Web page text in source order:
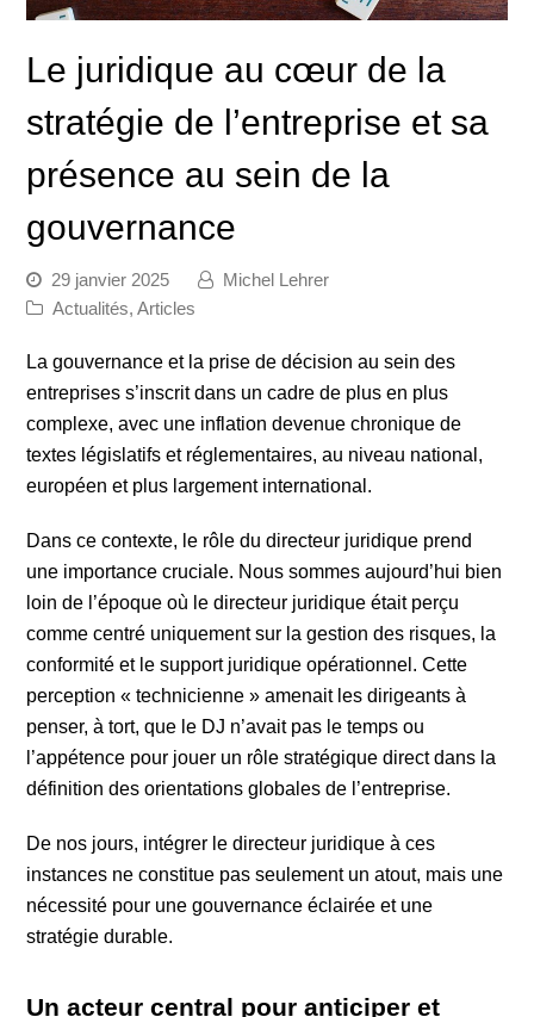
Le juridique au cœur de la
stratégie de l’entreprise et sa
présence au sein de la
gouvernance
29 janvier 2025
Michel Lehrer
Actualités,Articles
La gouvernance et la prise de décision au sein des
entreprises s’inscrit dans un cadre de plus en plus
complexe, avec une inflation devenue chronique de
textes législatifs et réglementaires, au niveau national,
européen et plus largement international.
Dans ce contexte, le rôle du directeur juridique prend
une importance cruciale. Nous sommes aujourd’hui bien
loin de l’époque où le directeur juridique était perçu
comme centré uniquement sur la gestion des risques, la
conformité et le support juridique opérationnel. Cette
perception « technicienne » amenait les dirigeants à
penser, à tort, que le DJ n’avait pas le temps ou
l’appétence pour jouer un rôle stratégique direct dans la
définition des orientations globales de l’entreprise.
De nos jours, intégrer le directeur juridique à ces
instances ne constitue pas seulement un atout, mais une
nécessité pour une gouvernance éclairée et une
stratégie durable.
Un acteur central pour anticiper et